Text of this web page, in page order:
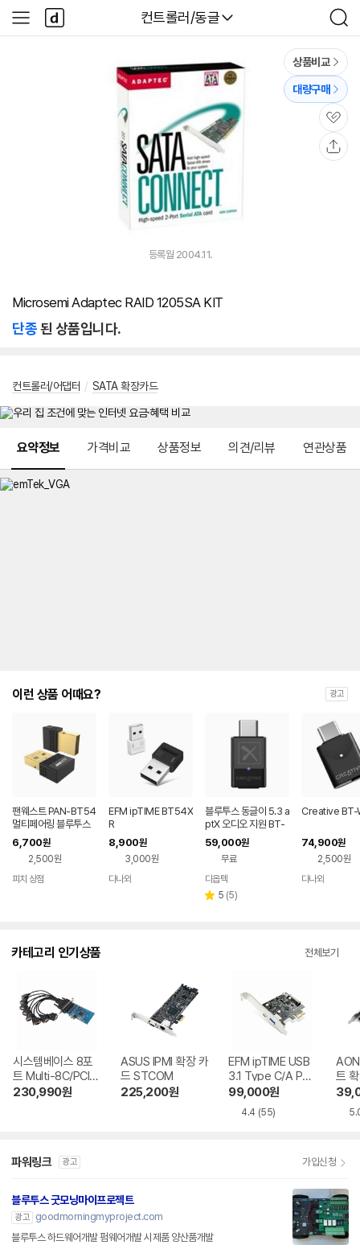
다나와
컨트롤러/동글
검
색
사
이
다
나
와
상품비교
대량구매
관
심
등록월 2004.11.
Microsemi Adaptec RAID 1205SA KIT
단종된 상품입니다.
컨트롤러/어댑터 / SATA 확장카드
요약정보 가격비교 상품정보 의견/리뷰 연관상품
이런 상품 어때요? 광고
팬웨스트 PAN-BT54
멀티페어링 블루투스
5.4 동글 데스크탑동
글
6,700원
2,500원
피치 상점
EFM ipTIME BT54X
R
8,900원
3,000원
다나와
블루투스 동글이 5.3 a
ptX 오디오 지원 BT-
W5
59,000원
무료
디옵텍
별 5 리
(5)
Creative BT-
74,900원
2,500원
다나와
카테고리 인기상품 전체보기
시스템베이스 8포
트 Multi-8C/PCIe
232
230,990원
ASUS IPMI 확장 카
드 STCOM
225,200원
EFM ipTIME USB
3.1 Type C/A PCI
e 확장카드 (PX31
99,000원
4.4 (55)
트
파워링크 광고 가입신청
블루투스 굿모닝마이프로젝트
광고
goodmorningmyproject.com
블루투스 하드웨어개발 펌웨어개발 시제품 양산품개발